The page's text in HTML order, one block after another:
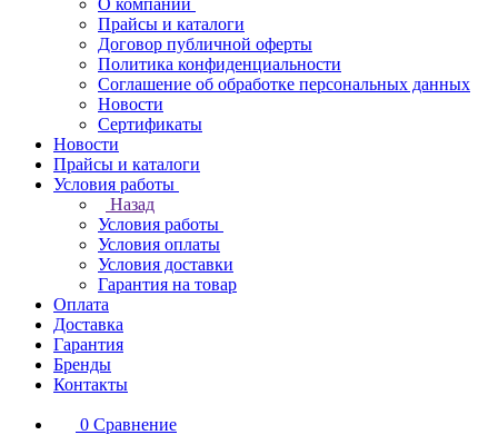
О компании
Прайсы и каталоги
Договор публичной оферты
Политика конфиденциальности
Соглашение об обработке персональных данных
Новости
Сертификаты
Новости
Прайсы и каталоги
Условия работы
Назад
Условия работы
Условия оплаты
Условия доставки
Гарантия на товар
Оплата
Доставка
Гарантия
Бренды
Контакты
0 Сравнение